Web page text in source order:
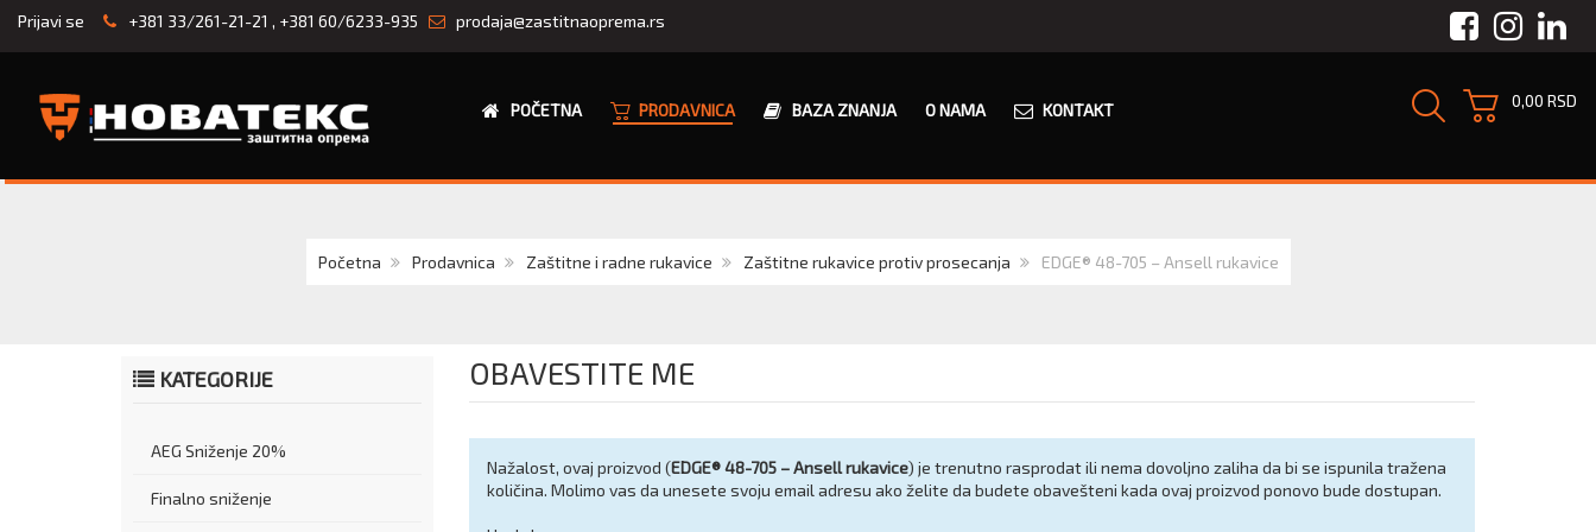
Prijavi se +381 33/261-21-21 , +381 60/6233-935 prodaja@zastitnaoprema.rs Facebook
POČETNA PRODAVNICA BAZA ZNANJA O NAMA KONTAKT 0,00 RSD
Početna Prodavnica Zaštitne i radne rukavice Zaštitne rukavice protiv prosecanja EDGE® 48-705 – Ansell rukavice
KATEGORIJE
AEG Sniženje 20%
Finalno sniženje
OBAVESTITE ME
Nažalost, ovaj proizvod (EDGE® 48-705 – Ansell rukavice) je trenutno rasprodat ili nema dovoljno zaliha da bi se ispunila tražena
količina. Molimo vas da unesete svoju email adresu ako želite da budete obavešteni kada ovaj proizvod ponovo bude dostupan.